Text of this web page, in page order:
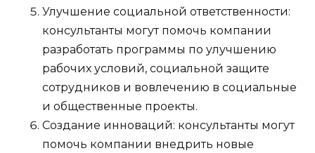
Улучшение социальной ответственности:
консультанты могут помочь компании
разработать программы по улучшению
рабочих условий, социальной защите
сотрудников и вовлечению в социальные
и общественные проекты.
Создание инноваций: консультанты могут
помочь компании внедрить новые